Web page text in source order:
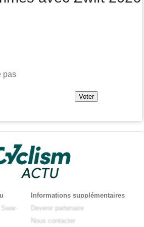
pas
Informations supplémentaires
Devenir partenaire
Nous contacter